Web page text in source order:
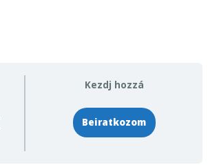
Kezdj hozzá
Beiratkozom